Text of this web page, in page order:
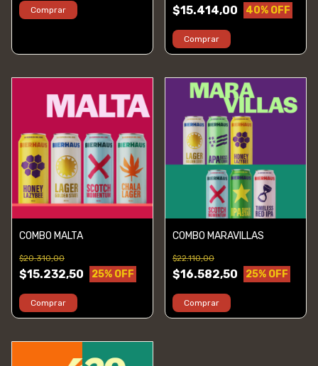
Comprar $15.414,00 40% OFF
Comprar
COMBO MALTA
$15.232,50
$20.310,00
25% OFF
Comprar
COMBO MARAVILLAS
$16.582,50
$22.110,00
25% OFF
Comprar